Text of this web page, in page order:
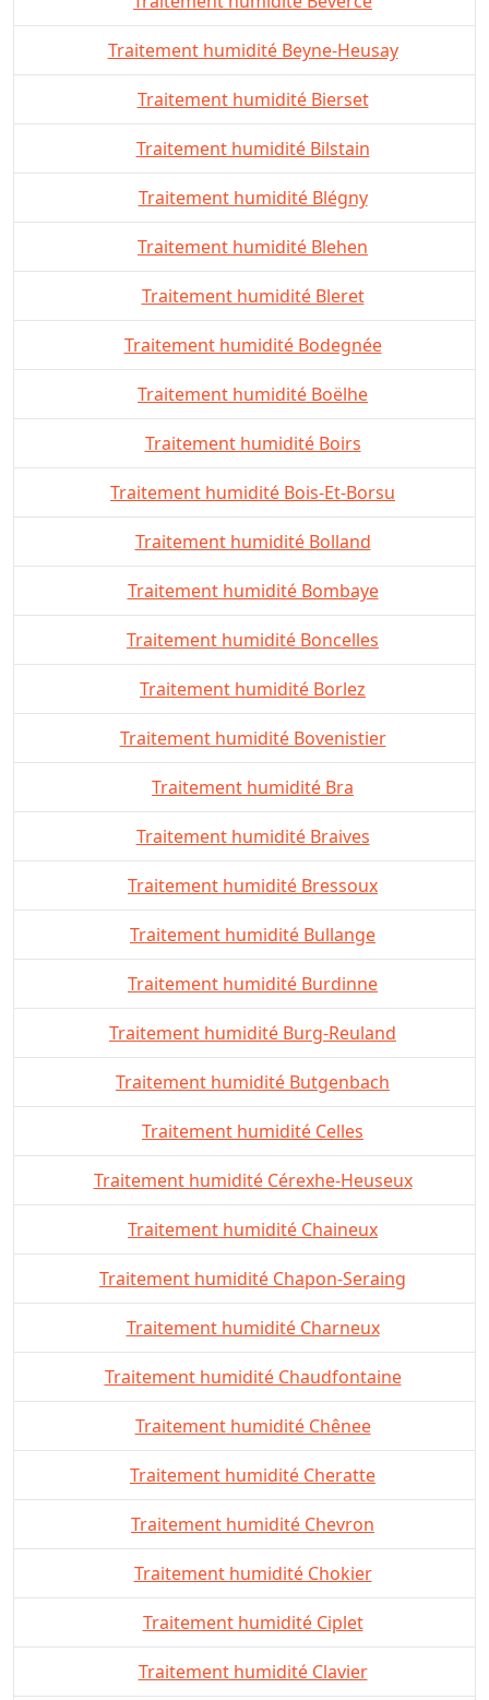
Traitement humidité Beyne-Heusay
Traitement humidité Bierset
Traitement humidité Bilstain
Traitement humidité Blégny
Traitement humidité Blehen
Traitement humidité Bleret
Traitement humidité Bodegnée
Traitement humidité Boëlhe
Traitement humidité Boirs
Traitement humidité Bois-Et-Borsu
Traitement humidité Bolland
Traitement humidité Bombaye
Traitement humidité Boncelles
Traitement humidité Borlez
Traitement humidité Bovenistier
Traitement humidité Bra
Traitement humidité Braives
Traitement humidité Bressoux
Traitement humidité Bullange
Traitement humidité Burdinne
Traitement humidité Burg-Reuland
Traitement humidité Butgenbach
Traitement humidité Celles
Traitement humidité Cérexhe-Heuseux
Traitement humidité Chaineux
Traitement humidité Chapon-Seraing
Traitement humidité Charneux
Traitement humidité Chaudfontaine
Traitement humidité Chênee
Traitement humidité Cheratte
Traitement humidité Chevron
Traitement humidité Chokier
Traitement humidité Ciplet
Traitement humidité Clavier